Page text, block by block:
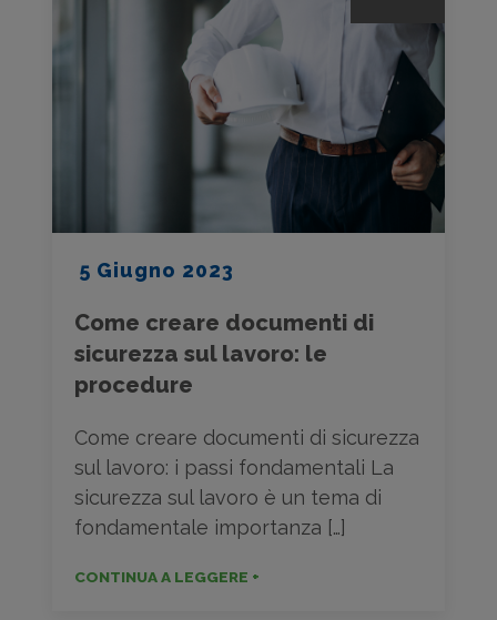
5 Giugno 2023
Come creare documenti di
sicurezza sul lavoro: le
procedure
Come creare documenti di sicurezza
sul lavoro: i passi fondamentali La
sicurezza sul lavoro è un tema di
fondamentale importanza […]
CONTINUA A LEGGERE +